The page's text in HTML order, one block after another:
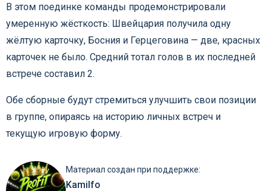
В этом поединке команды продемонстрировали
умеренную жёсткость: Швейцария получила одну
жёлтую карточку, Босния и Герцеговина — две, красных
карточек не было. Средний тотал голов в их последней
встрече составил 2.
Обе сборные будут стремиться улучшить свои позиции
в группе, опираясь на историю личных встреч и
текущую игровую форму.
Материал создан при поддержке:
Kamilfo